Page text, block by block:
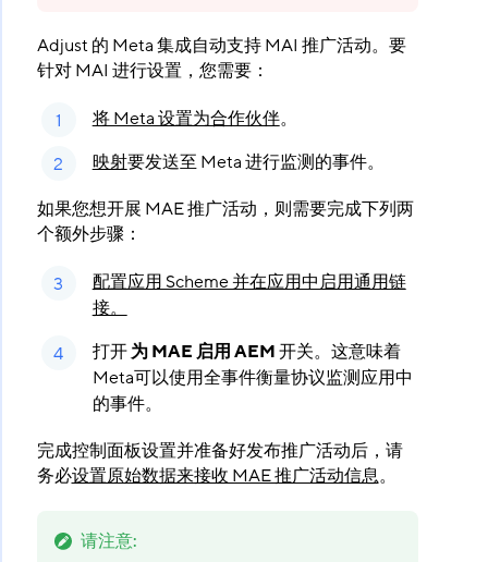
Adjust 的 Meta 集成自动支持 MAI 推广活动。要
针对 MAI 进行设置，您需要：
将 Meta 设置为合作伙伴。
映射要发送至 Meta 进行监测的事件。
如果您想开展 MAE 推广活动，则需要完成下列两
个额外步骤：
配置应用 Scheme 并在应用中启用通用链
接。
打开为 MAE 启用 AEM​ 开关。这意味着
Meta可以使用全事件衡量协议监测应用中
的事件。
完成控制面板设置并准备好发布推广活动后，请
务必设置原始数据来接收 MAE 推广活动信息。
请注意: